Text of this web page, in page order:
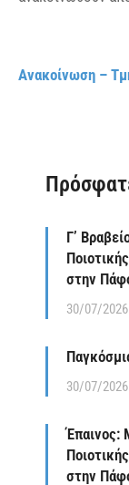
Ανακοίνωση –
Γ’
στην
30/07/2026
30/07/2026
Έπαινος:
στην